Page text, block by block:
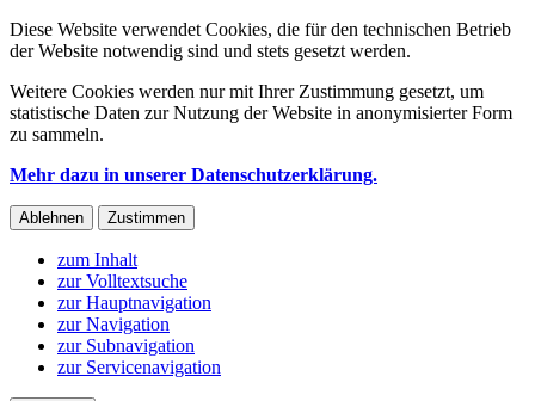
Diese Website verwendet Cookies, die für den technischen Betrieb
der Website notwendig sind und stets gesetzt werden.
Weitere Cookies werden nur mit Ihrer Zustimmung gesetzt, um
statistische Daten zur Nutzung der Website in anonymisierter Form
zu sammeln.
Mehr dazu in unserer Datenschutzerklärung.
Ablehnen Zustimmen
zum Inhalt
zur Volltextsuche
zur Hauptnavigation
zur Navigation
zur Subnavigation
zur Servicenavigation